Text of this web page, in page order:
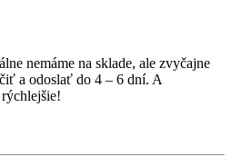
nemáme na sklade, ale zvyčajne
a odoslať do 4 – 6 dní. A